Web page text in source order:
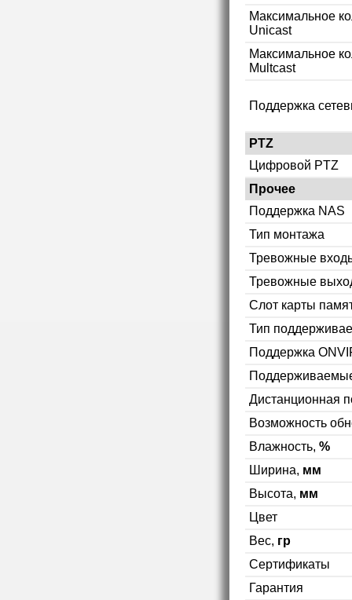
Максимальное
Unicast
Максимальное
Multcast
Поддержка
PTZ
Цифровой PTZ
Прочее
Поддержка NAS
Тип монтажа
Тревожные
Тревожные
Слот карты
Тип
Поддержка
Дистанционная
Возможность
Влажность, %
Ширина, мм
Высота, мм
Цвет
Вес, гр
Сертификаты
Гарантия